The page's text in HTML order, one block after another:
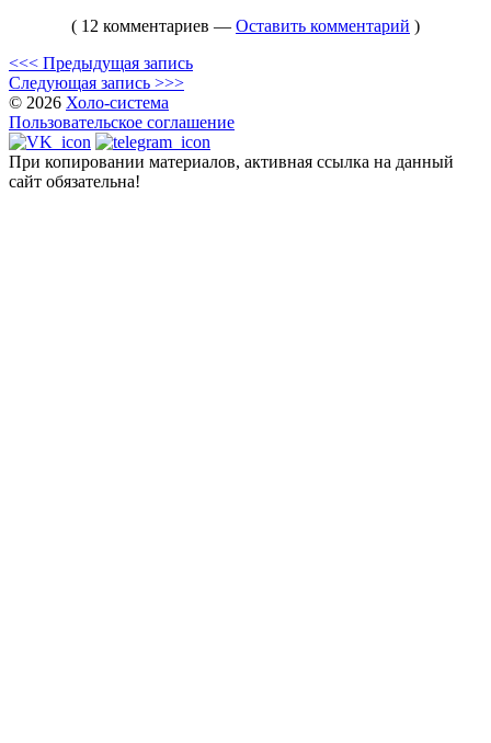
( 12 комментариев — Оставить комментарий )
<<< Предыдущая запись
Следующая запись >>>
© 2026 Холо-система
Пользовательское соглашение
При копировании материалов, активная ссылка на данный
сайт обязательна!